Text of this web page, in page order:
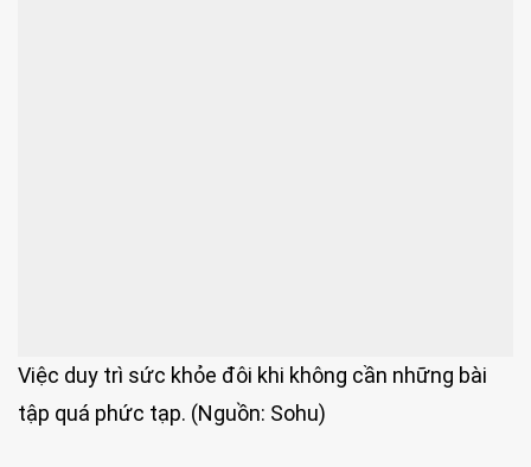
Việc duy trì sức khỏe đôi khi không cần những bài
tập quá phức tạp. (Nguồn: Sohu)